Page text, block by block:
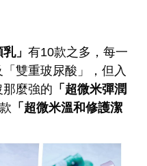
乳」有10款之多，每一
雙重玻尿酸」，但入
麼強的 「超微米彈潤
「超微米溫和修護潔